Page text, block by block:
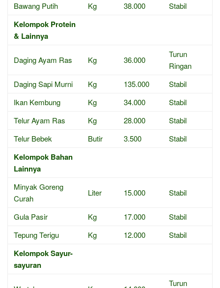
Bawang Putih
Kg 38.000 Stabil
Kelompok Protein
& Lainnya
Daging Ayam Ras Kg 36.000
Turun
Ringan
Daging Sapi Murni
Kg 135.000
Stabil
Ikan Kembung
Kg 34.000
Stabil
Telur Ayam Ras
Kg 28.000
Stabil
Telur Bebek
Butir 3.500 Stabil
Kelompok Bahan
Lainnya
Minyak Goreng
Curah
Liter 15.000 Stabil
Gula Pasir Kg 17.000
Stabil
Tepung Terigu
Kg 12.000 Stabil
Kelompok Sayur-
sayuran
Turun